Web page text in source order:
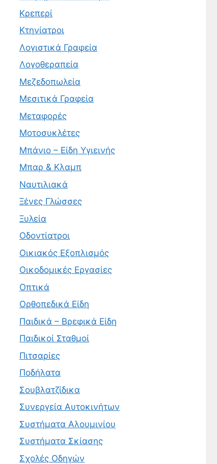
Κρεπερί
Κτηνίατροι
Λογιστικά Γραφεία
Λογοθεραπεία
Μεζεδοπωλεία
Μεσιτικά Γραφεία
Μεταφορές
Μοτοσυκλέτες
Μπάνιο – Είδη Υγιεινής
Μπαρ & Κλαμπ
Ναυτιλιακά
Ξένες Γλώσσες
Ξυλεία
Οδοντίατροι
Οικιακός Εξοπλισμός
Οικοδομικές Εργασίες
Οπτικά
Ορθοπεδικά Είδη
Παιδικά – Βρεφικά Είδη
Παιδικοί Σταθμοί
Πιτσαρίες
Ποδήλατα
Σουβλατζίδικα
Συνεργεία Αυτοκινήτων
Συστήματα Αλουμινίου
Συστήματα Σκίασης
Σχολές Οδηγών